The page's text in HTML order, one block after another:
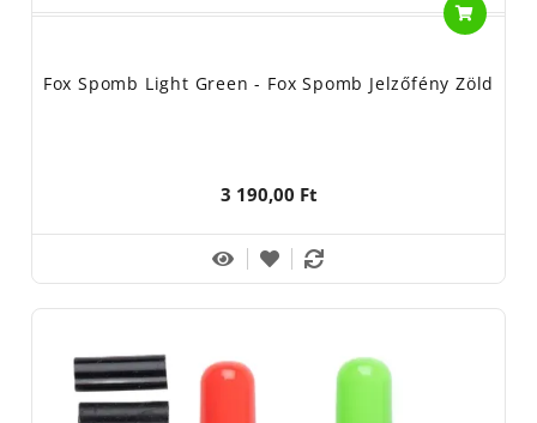
Fox Spomb Light Green - Fox Spomb Jelzőfény Zöld
3 190,00 Ft